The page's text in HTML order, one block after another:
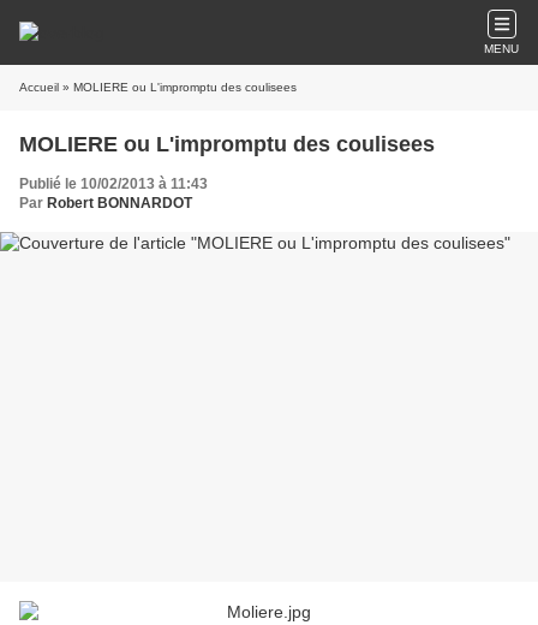
MENU
Accueil » MOLIERE ou L'impromptu des coulisees
MOLIERE ou L'impromptu des coulisees
Publié le 10/02/2013 à 11:43
Par Robert BONNARDOT